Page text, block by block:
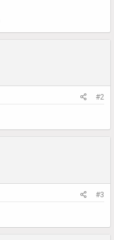
#2
#3